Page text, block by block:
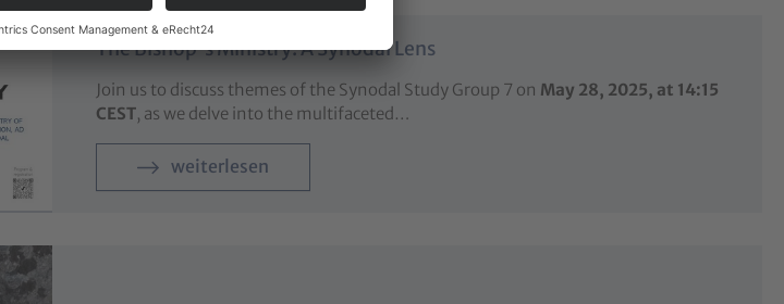
The Bishop's Ministry: A Synodal Lens
Join us to discuss themes of the Synodal Study Group 7 on May 28, 2025, at 14:15
CEST, as we delve into the multifaceted…
weiterlesen